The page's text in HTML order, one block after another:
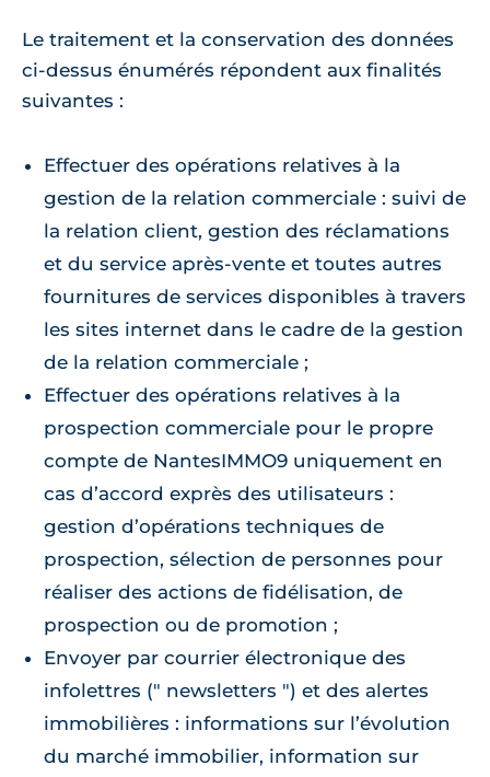
Le traitement et la conservation des données
ci-dessus énumérés répondent aux finalités
suivantes :
Effectuer des opérations relatives à la
gestion de la relation commerciale : suivi de
la relation client, gestion des réclamations
et du service après-vente et toutes autres
fournitures de services disponibles à travers
les sites internet dans le cadre de la gestion
de la relation commerciale ;
Effectuer des opérations relatives à la
prospection commerciale pour le propre
compte de NantesIMMO9 uniquement en
cas d’accord exprès des utilisateurs :
gestion d’opérations techniques de
prospection, sélection de personnes pour
réaliser des actions de fidélisation, de
prospection ou de promotion ;
Envoyer par courrier électronique des
infolettres (" newsletters ") et des alertes
immobilières : informations sur l’évolution
du marché immobilier, information sur